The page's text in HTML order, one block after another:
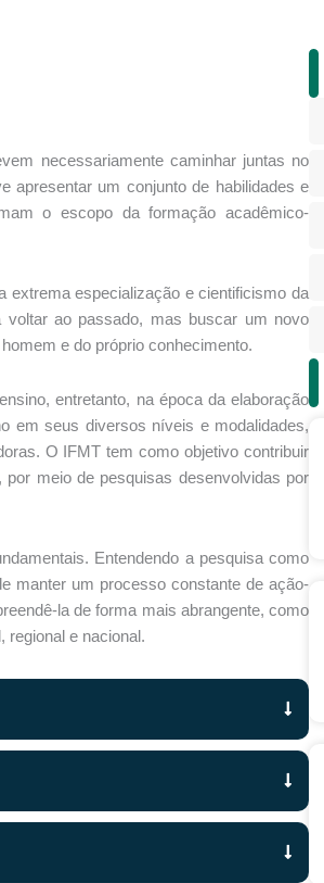
necessariamente caminhar juntas no
apresentar um conjunto de habilidades e
o escopo da formação acadêmico-
extrema especialização e cientificismo da
voltar ao passado, mas buscar um novo
e do próprio conhecimento.
entretanto, na época da elaboração
em seus diversos níveis e modalidades,
O IFMT tem como objetivo contribuir
meio de pesquisas desenvolvidas por
Entendendo a pesquisa como
manter um processo constante de ação-
la de forma mais abrangente, como
regional e nacional.